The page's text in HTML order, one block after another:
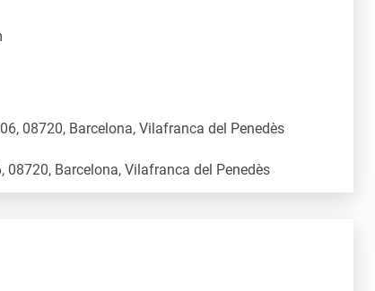
08720, Barcelona, Vilafranca del Penedès